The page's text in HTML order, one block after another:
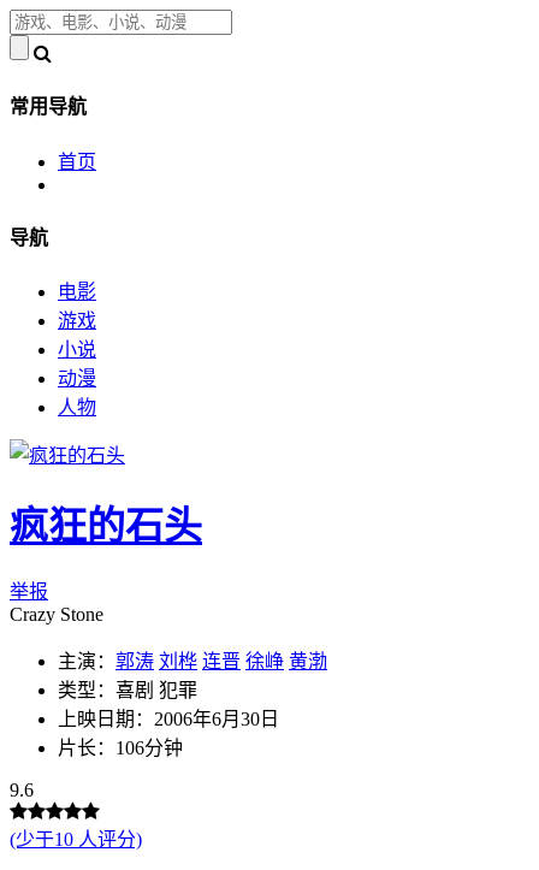
常用导航
首页
导航
电影
游戏
小说
动漫
人物
疯狂的石头
举报
Crazy Stone
主演： 郭涛 刘桦 连晋 徐峥 黄渤
类型：喜剧 犯罪
上映日期：2006年6月30日
片长：106分钟
9.6
(少于10 人评分)